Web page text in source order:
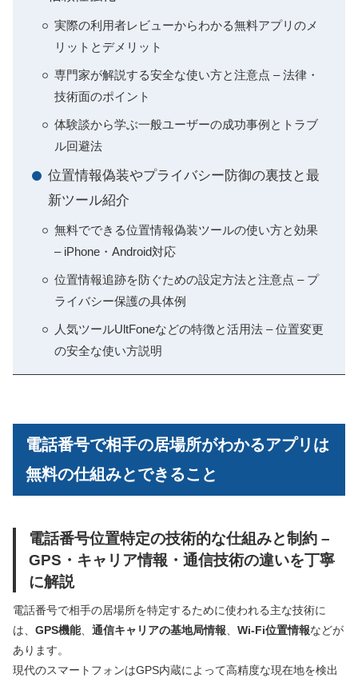
実際の利用者レビューからわかる無料アプリのメ
リットとデメリット
専門家が解説する安全な使い方と注意点 – 法律・
技術面のポイント
体験談から学ぶ一般ユーザーの成功事例とトラブ
ル回避法
位置情報偽装やプライバシー防御の裏技と最
新ツール紹介
無料でできる位置情報偽装ツールの使い方と効果
– iPhone・Android対応
位置情報追跡を防ぐための設定方法と注意点 – プ
ライバシー保護の具体例
人気ツールUltFoneなどの特徴と活用法 – 位置変更
の安全な使い方説明
電話番号で相手の居場所がわかるアプリは
無料の仕組みとできること
電話番号位置特定の技術的な仕組みと制約 –
GPS・キャリア情報・通信技術の違いを丁寧
に解説
電話番号で相手の居場所を特定するために使われる主な技術に
は、 GPS機能、 通信キャリアの基地局情報 Wi-Fi位置情報などが
あります。
現代のスマートフォンはGPS内蔵によって高精度な現在地を検出